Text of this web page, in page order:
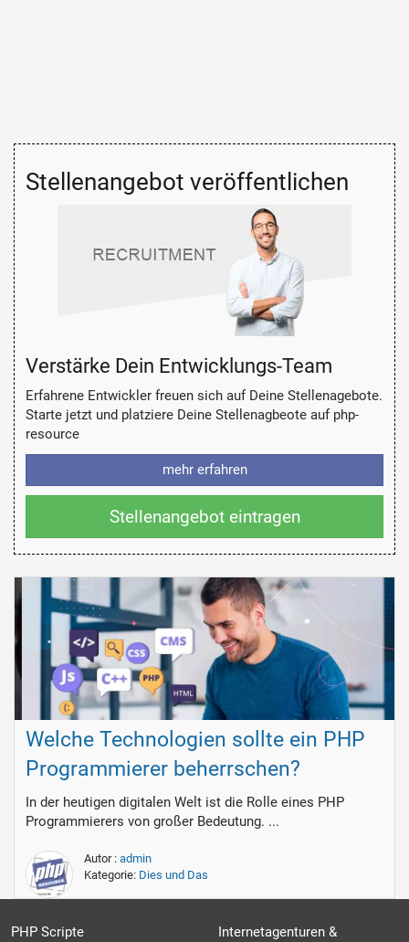
Stellenangebot veröffentlichen
Verstärke Dein Entwicklungs-Team
Erfahrene Entwickler freuen sich auf Deine Stellenagebote.
Starte jetzt und platziere Deine Stellenagbeote auf php-
resource
mehr erfahren
Stellenangebot eintragen
Welche Technologien sollte ein PHP
Programmierer beherrschen?
In der heutigen digitalen Welt ist die Rolle eines PHP
Programmierers von großer Bedeutung. ...
Autor : admin
Kategorie: Dies und Das
PHP Scripte
Internetagenturen &